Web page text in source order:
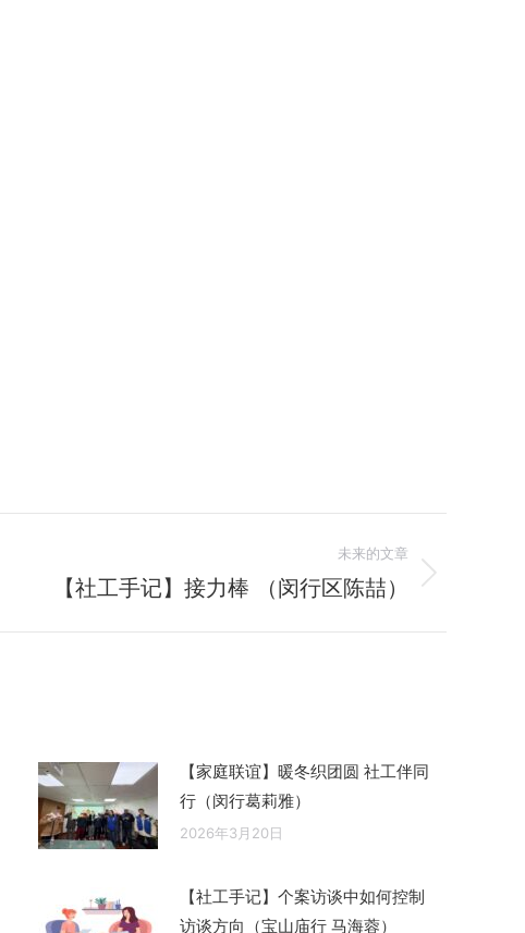
未来的文章
【社工手记】接力棒 （闵行区陈喆）
【家庭联谊】暖冬织团圆 社工伴同
行（闵行葛莉雅）
2026年3月20日
【社工手记】个案访谈中如何控制
访谈方向（宝山庙行 马海蓉）